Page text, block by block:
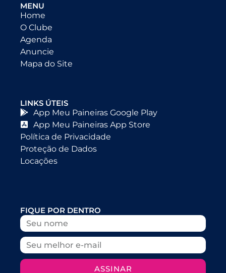
MENU
Home
O Clube
Agenda
Anuncie
Mapa do Site
LINKS ÚTEIS
App Meu Paineiras Google Play
App Meu Paineiras App Store
Política de Privacidade
Proteção de Dados
Locações
FIQUE POR DENTRO
ASSINAR